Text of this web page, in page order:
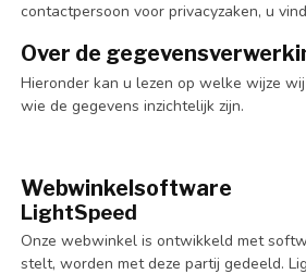
contactpersoon voor privacyzaken, u
Over de
Hieronder kan u lezen op welke wijze
wie de gegevens inzichtelijk zijn.
Webwinkelsoftware
LightSpeed
Onze webwinkel is ontwikkeld met
stelt, worden met deze partij gedeeld.